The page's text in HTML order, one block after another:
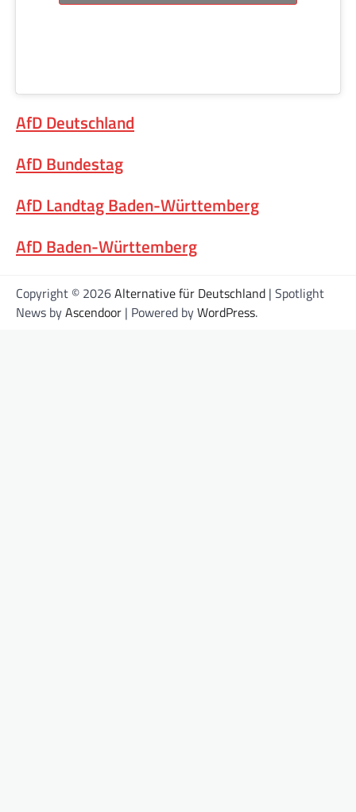
AfD Deutschland
AfD Bundestag
AfD Landtag Baden-Württemberg
AfD Baden-Württemberg
Copyright © 2026Alternative für Deutschland | Spotlight
News byAscendoor | Powered byWordPress.